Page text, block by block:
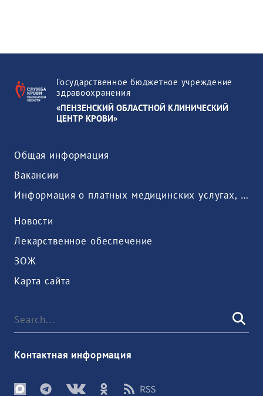
Государственное бюджетное учреждение
здравоохранения
«ПЕНЗЕНСКИЙ ОБЛАСТНОЙ КЛИНИЧЕСКИЙ
ЦЕНТР КРОВИ»
Общая информация
Вакансии
Информация о платных медицинских услугах, предоставляемых медицинской организацией
Новости
Лекарственное обеспечение
ЗОЖ
Карта сайта
Контактная информация